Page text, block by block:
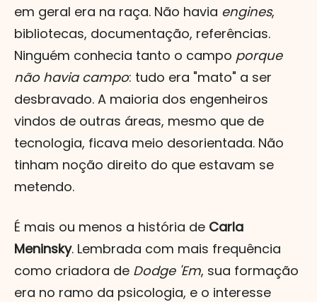
em geral era na raça. Não havia engines,
bibliotecas, documentação, referências.
Ninguém conhecia tanto o campo porque
não havia campo: tudo era "mato" a ser
desbravado. A maioria dos engenheiros
vindos de outras áreas, mesmo que de
tecnologia, ficava meio desorientada. Não
tinham noção direito do que estavam se
metendo.
É mais ou menos a história de Carla
Meninsky. Lembrada com mais frequência
como criadora de Dodge 'Em, sua formação
era no ramo da psicologia, e o interesse